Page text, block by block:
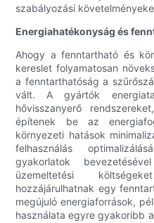
szabályozási
Energiahatékonyság és
Ahogy a fenntartható és
kereslet folyamatosan
a fenntarthatóság a
vált. A gyártók
hővisszanyerő
építenek be az
környezeti hatások
felhasználás
gyakorlatok
üzemeltetési
hozzájárulhatnak egy
megújuló energiaforrások,
használata egyre gyakoribb